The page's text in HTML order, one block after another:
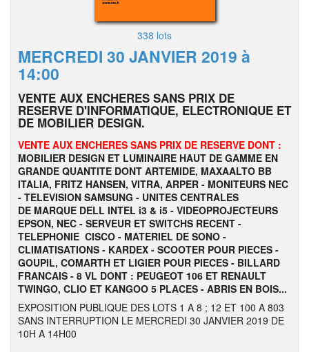
338 lots
MERCREDI 30 JANVIER 2019 à
14:00
VENTE AUX ENCHERES SANS PRIX DE
RESERVE D'INFORMATIQUE, ELECTRONIQUE ET
DE MOBILIER DESIGN.
VENTE AUX ENCHERES SANS PRIX DE RESERVE DONT :
MOBILIER DESIGN ET LUMINAIRE HAUT DE GAMME EN
GRANDE QUANTITE DONT ARTEMIDE, MAXAALTO BB
ITALIA, FRITZ HANSEN, VITRA, ARPER - MONITEURS NEC
- TELEVISION SAMSUNG - UNITES CENTRALES
DE MARQUE DELL INTEL i3 & i5 - VIDEOPROJECTEURS
EPSON, NEC - SERVEUR ET SWITCHS RECENT -
TELEPHONIE CISCO - MATERIEL DE SONO -
CLIMATISATIONS - KARDEX - SCOOTER POUR PIECES -
GOUPIL, COMARTH ET LIGIER POUR PIECES - BILLARD
FRANCAIS - 8 VL DONT : PEUGEOT 106 ET RENAULT
TWINGO, CLIO ET KANGOO 5 PLACES - ABRIS EN BOIS...
EXPOSITION PUBLIQUE DES LOTS 1 A 8 ; 12 ET 100 A 803
SANS INTERRUPTION LE MERCREDI 30 JANVIER 2019 DE
10H A 14H00